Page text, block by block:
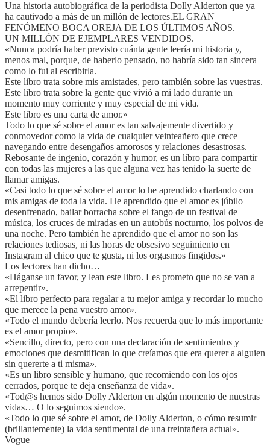
Una historia autobiográfica de la periodista Dolly Alderton que ya
ha cautivado a más de un millón de lectores.EL GRAN
FENÓMENO BOCA OREJA DE LOS ÚLTIMOS AÑOS.
UN MILLÓN DE EJEMPLARES VENDIDOS.
«Nunca podría haber previsto cuánta gente leería mi historia y,
menos mal, porque, de haberlo pensado, no habría sido tan sincera
como lo fui al escribirla.
Este libro trata sobre mis amistades, pero también sobre las vuestras.
Este libro trata sobre la gente que vivió a mi lado durante un
momento muy corriente y muy especial de mi vida.
Este libro es una carta de amor.»
Todo lo que sé sobre el amor es tan salvajemente divertido y
conmovedor como la vida de cualquier veinteañero que crece
navegando entre desengaños amorosos y relaciones desastrosas.
Rebosante de ingenio, corazón y humor, es un libro para compartir
con todas las mujeres a las que alguna vez has tenido la suerte de
llamar amigas.
«Casi todo lo que sé sobre el amor lo he aprendido charlando con
mis amigas de toda la vida. He aprendido que el amor es júbilo
desenfrenado, bailar borracha sobre el fango de un festival de
música, los cruces de miradas en un autobús nocturno, los polvos de
una noche. Pero también he aprendido que el amor no son las
relaciones tediosas, ni las horas de obsesivo seguimiento en
Instagram al chico que te gusta, ni los orgasmos fingidos.»
Los lectores han dicho…
«Háganse un favor, y lean este libro. Les prometo que no se van a
arrepentir».
«El libro perfecto para regalar a tu mejor amiga y recordar lo mucho
que merece la pena vuestro amor».
«Todo el mundo debería leerlo. Nos recuerda que lo más importante
es el amor propio».
«Sencillo, directo, pero con una declaración de sentimientos y
emociones que desmitifican lo que creíamos que era querer a alguien
sin quererte a ti misma».
«Es un libro sensible y humano, que recomiendo con los ojos
cerrados, porque te deja enseñanza de vida».
«Tod@s hemos sido Dolly Alderton en algún momento de nuestras
vidas… O lo seguimos siendo».
«Todo lo que sé sobre el amor, de Dolly Alderton, o cómo resumir
(brillantemente) la vida sentimental de una treintañera actual».
Vogue